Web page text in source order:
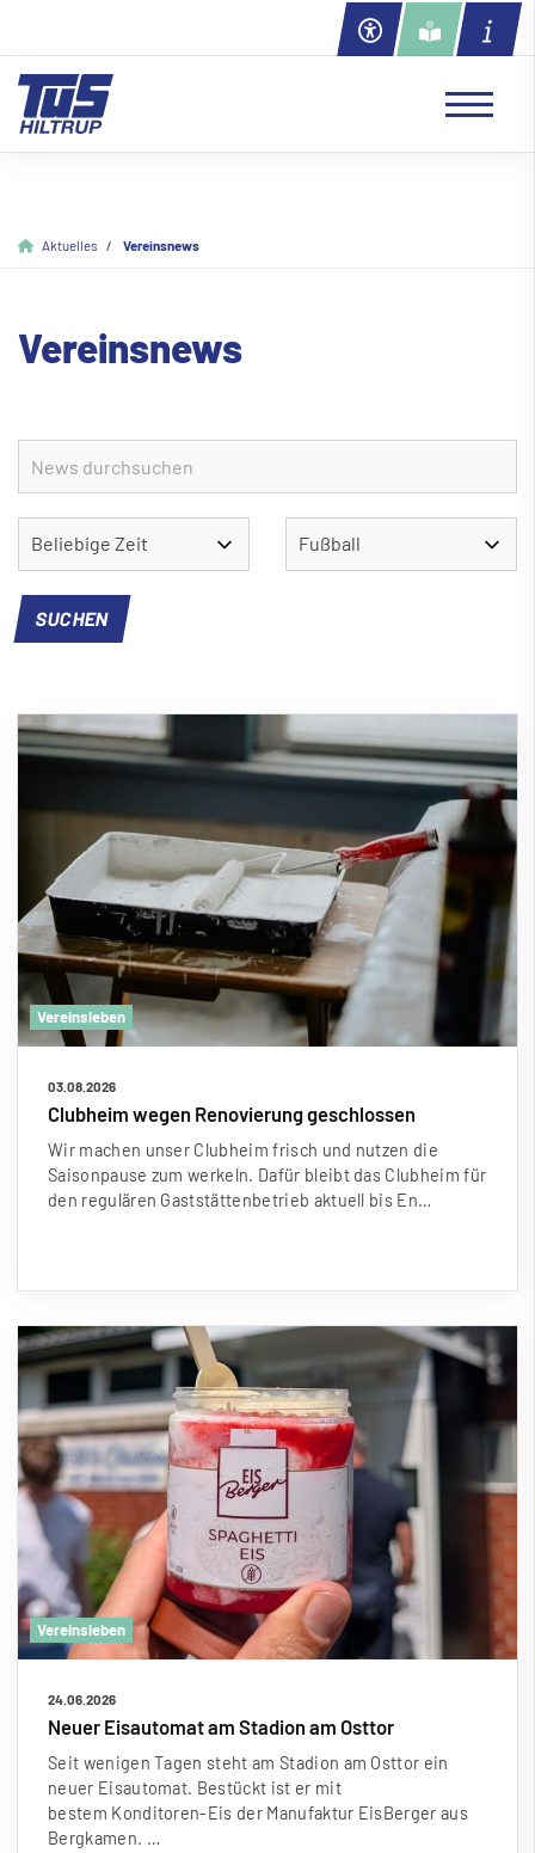
Aktuelles Vereinsnews
Vereinsnews
Vereinsleben
03.08.2026
Clubheim wegen Renovierung geschlossen
Wir machen unser Clubheim frisch und nutzen die
Saisonpause zum werkeln. Dafür bleibt das Clubheim für
den regulären Gaststättenbetrieb aktuell bis En…
Vereinsleben
24.06.2026
Neuer Eisautomat am Stadion am Osttor
Seit wenigen Tagen steht am Stadion am Osttor ein
neuer Eisautomat. Bestückt ist er mit
bestem Konditoren-Eis der Manufaktur EisBerger aus
Bergkamen. …